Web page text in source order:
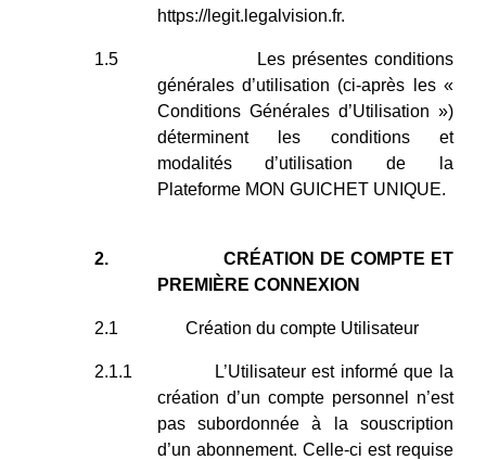
https://legit.legalvision.fr.
1.5
Les présentes conditions
générales d’utilisation (ci-après les «
Conditions Générales d’Utilisation »)
déterminent les conditions et
modalités d’utilisation de la
Plateforme MON GUICHET UNIQUE.
2.
CRÉATION DE COMPTE ET
PREMIÈRE CONNEXION
2.1 Création du compte Utilisateur
2.1.1
L’Utilisateur est informé que la
création d’un compte personnel n’est
pas subordonnée à la souscription
d’un abonnement. Celle-ci est requise